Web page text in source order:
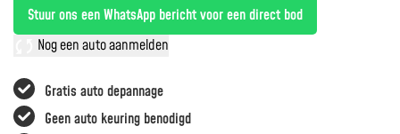
Gratis auto depannage
Geen auto keuring benodigd
Stuur ons een WhatsApp bericht voor een direct bod
Nog een auto aanmelden